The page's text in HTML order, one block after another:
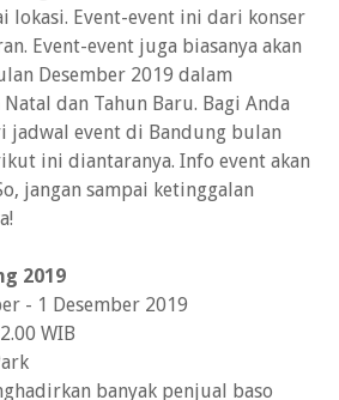
lokasi. Event-event ini dari konser
Event-event juga biasanya akan
Desember 2019 dalam
dan Tahun Baru. Bagi Anda
jadwal event di Bandung bulan
ini diantaranya. Info event akan
jangan sampai ketinggalan
2019
- 1 Desember 2019
WIB
banyak penjual baso